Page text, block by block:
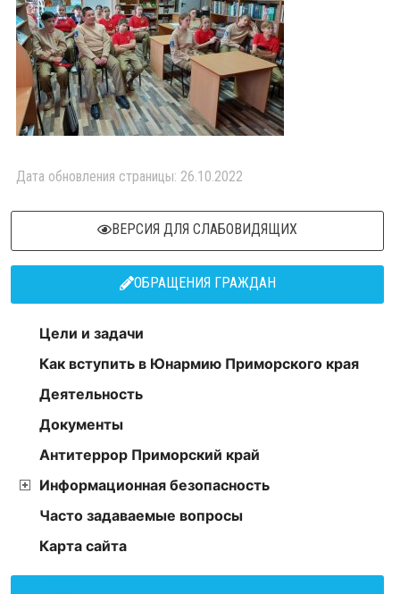
Дата обновления страницы: 26.10.2022
ВЕРСИЯ ДЛЯ СЛАБОВИДЯЩИХ
ОБРАЩЕНИЯ ГРАЖДАН
Цели и задачи
Как вступить в Юнармию Приморского края
Деятельность
Документы
Антитеррор Приморский край
Информационная безопасность
Часто задаваемые вопросы
Карта сайта